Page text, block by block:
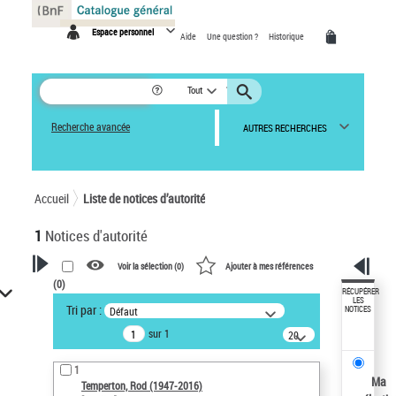
Espace personnel Aide Une question ? Historique
Tout
Recherche avancée AUTRES RECHERCHES
Accueil Liste de notices d’autorité
1 Notices d'autorité
VOTRE RECHERCHE
Recherche avancée dans les
notices d’autorité
Œuvres liées à l'auteur :
Temperton, Rod (1947-2016)
Voir la sélection (0) Ajouter à mes références
(0)
Tri par : Défaut
sur 1
20
résultats/page
1
Temperton, Rod (1947-2016)
RÉCUPÉRER
LES
NOTICES
Ma
Panneau de gestion des cookies